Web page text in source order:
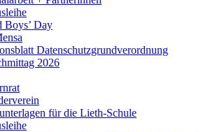
Boys’ Day
Datenschutzgrundverordnung
2026
für die Lieth-Schule